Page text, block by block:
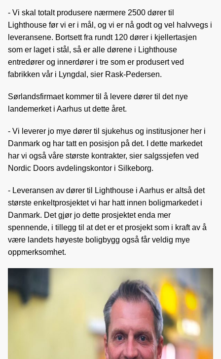
- Vi skal totalt produsere nærmere 2500 dører til
Lighthouse før vi er i mål, og vi er nå godt og vel halvvegs i
leveransene. Bortsett fra rundt 120 dører i kjellertasjen
som er laget i stål, så er alle dørene i Lighthouse
entredører og innerdører i tre som er produsert ved
fabrikken vår i Lyngdal, sier Rask-Pedersen.
Sørlandsfirmaet kommer til å levere dører til det nye
landemerket i Aarhus ut dette året.
- Vi leverer jo mye dører til sjukehus og institusjoner her i
Danmark og har tatt en posisjon på det. I dette markedet
har vi også våre største kontrakter, sier salgssjefen ved
Nordic Doors avdelingskontor i Silkeborg.
- Leveransen av dører til Lighthouse i Aarhus er altså det
største enkeltprosjektet vi har hatt innen boligmarkedet i
Danmark. Det gjør jo dette prosjektet enda mer
spennende, i tillegg til at det er et prosjekt som i kraft av å
være landets høyeste boligbygg også får veldig mye
oppmerksomhet.